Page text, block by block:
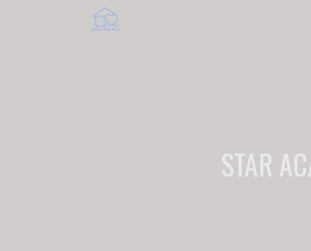
STAR